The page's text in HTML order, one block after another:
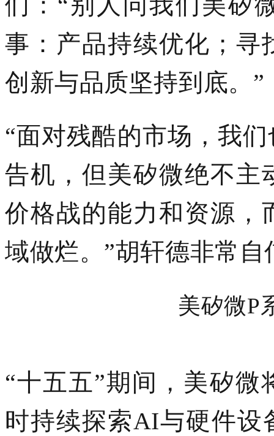
们： “别人问 我们 美矽
事：产品持续优化；寻
创新与品质坚持到底。 ”
“面对残酷的市场， 我们
告机 ， 但 美矽微绝不主
价格战的能力和资源，
域做烂。 ”胡轩德非常自
美矽微P
“十五五”期间，美矽微
时持续探索AI与硬件